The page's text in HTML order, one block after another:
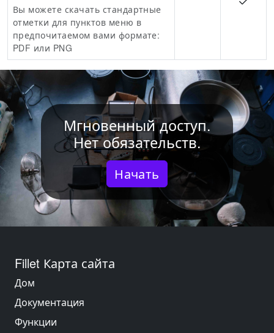
Вы можете скачать стандартные
отметки для пунктов меню в
предпочитаемом вами формате:
PDF или PNG
Мгновенный доступ.
Нет обязательств.
Начать
Fillet Карта сайта
Дом
Документация
Функции